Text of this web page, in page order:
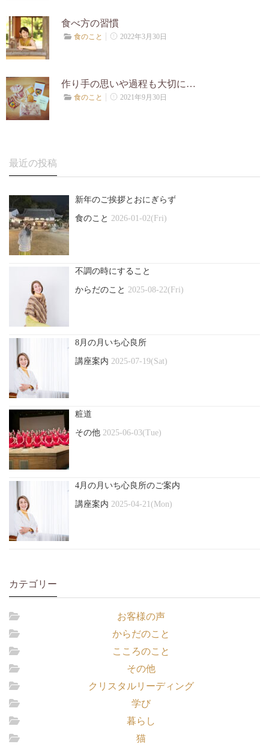
食べ方の習慣
食のこと 2022年3月30日
作り手の思いや過程も大切に…
食のこと 2021年9月30日
最近の投稿
新年のご挨拶とおにぎらず
食のこと 2026-01-02(Fri)
不調の時にすること
からだのこと 2025-08-22(Fri)
8月の月いち心良所
講座案内 2025-07-19(Sat)
粧道
その他 2025-06-03(Tue)
4月の月いち心良所のご案内
講座案内 2025-04-21(Mon)
カテゴリー
お客様の声
からだのこと
こころのこと
その他
クリスタルリーディング
学び
暮らし
猫